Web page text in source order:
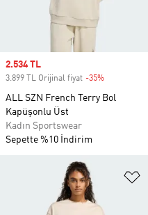
Sale price
2.534 TL
3.899 TL Orijinal fiyat -35%
ALL SZN French Terry Bol
Kapüşonlu Üst
Kadın Sportswear
Sepette %10 İndirim